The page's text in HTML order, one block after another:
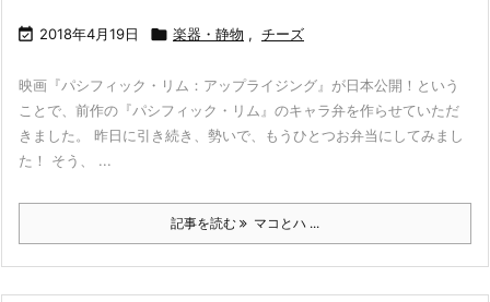
 2018年4月19日  楽器・静物 , チーズ
映画『パシフィック・リム：アップライジング』が日本公開！という
ことで、前作の『パシフィック・リム』のキャラ弁を作らせていただ
きました。 昨日に引き続き、勢いで、もうひとつお弁当にしてみまし
た！ そう、 ...
記事を読む マコとハ ...